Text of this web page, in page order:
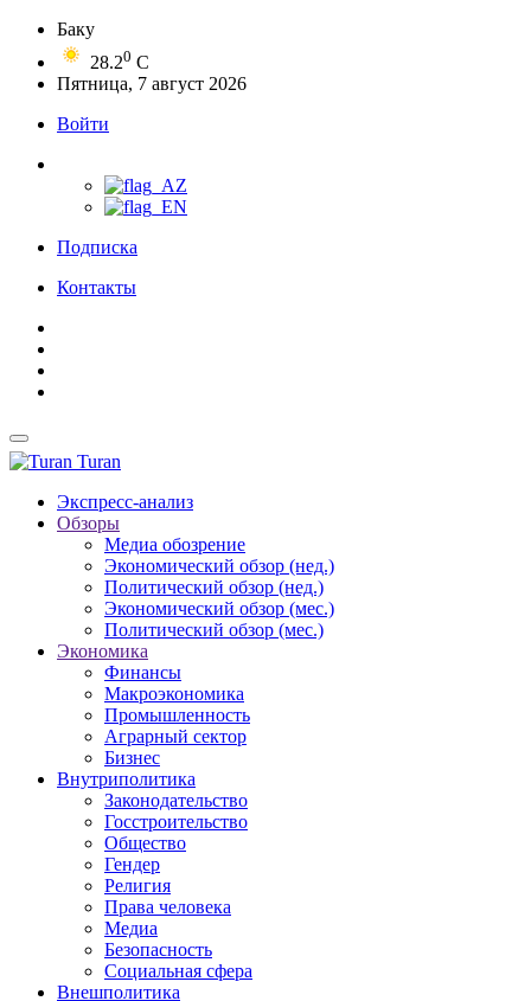
Баку
28.20 C
Пятница, 7 август 2026
Войти
Подписка
Контакты
Turan
Экспресс-анализ
Обзоры
Медиа обозрение
Экономический обзор (нед.)
Политический обзор (нед.)
Экономический обзор (мес.)
Политический обзор (мес.)
Экономика
Финансы
Макроэкономика
Промышленность
Аграрный сектор
Бизнес
Внутриполитика
Законодательство
Госстроительство
Общество
Гендер
Религия
Права человека
Медиа
Безопасность
Социальная сфера
Внешполитика